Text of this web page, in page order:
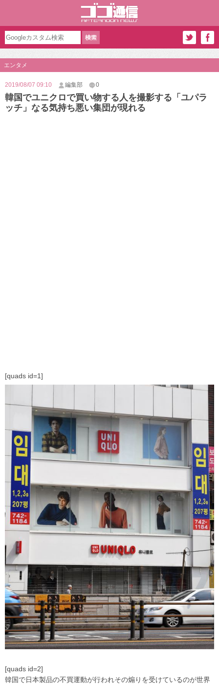
エンタメ
2019/08/07 09:10 編集部 0
韓国でユニクロで買い物する人を撮影する「ユパラ
ッチ」なる気持ち悪い集団が現れる
[quads id=1]
[quads id=2]
韓国で日本製品の不買運動が行われその煽りを受けているのが世界